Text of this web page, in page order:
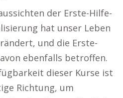
der Erste-Hilfe-
hat unser Leben
und die Erste-
ebenfalls betroffen.
dieser Kurse ist
Richtung, um